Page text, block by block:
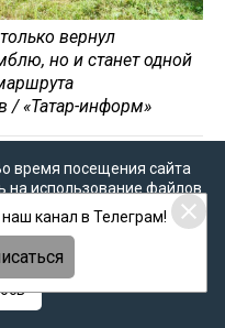
вернул
но и станет одной
/ «Татар-информ»
следующей весне мы
флигеля. В это
в главном доме, но
проходить и в
сейчас мы будем
Светлана
время посещения сайта
на использование файлов
уведомлением, согласием
данных,Политикой о
конфиденциальности
канал в Телеграм!